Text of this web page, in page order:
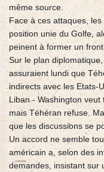
même source.
Face à ces attaques,
position unie du Golfe,
peinent à former un front
Sur le plan
assuraient lundi que
indirects avec les Etats-
Liban - Washington
mais Téhéran refuse.
que les discussions se
Un accord ne semble
américain a, selon des
demandes, insistant sur